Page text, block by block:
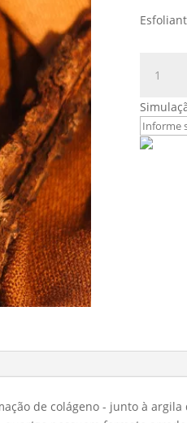
Esfoliante
Quartzo
Dourado
de colágeno - junto à